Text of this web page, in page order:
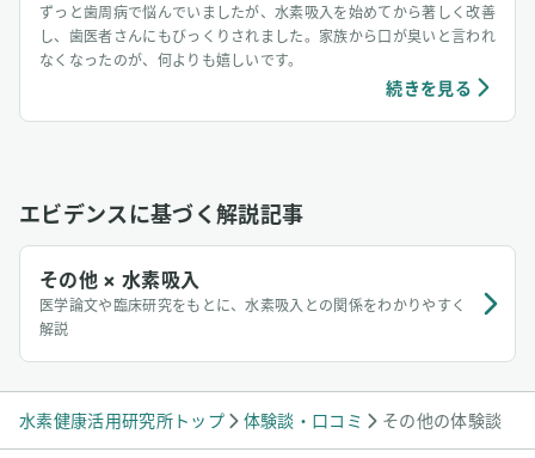
ずっと歯周病で悩んでいましたが、水素吸入を始めてから著しく改善
し、歯医者さんにもびっくりされました。家族から口が臭いと言われ
なくなったのが、何よりも嬉しいです。
続きを見る
エビデンスに基づく解説記事
その他 × 水素吸入
医学論文や臨床研究をもとに、水素吸入との関係をわかりやすく
解説
水素健康活用研究所トップ 体験談・口コミ その他の体験談